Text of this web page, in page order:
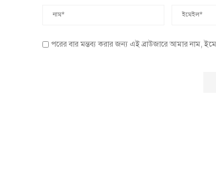
পরের বার মন্তব্য করার জন্য এই ব্রাউজারে আমার নাম,